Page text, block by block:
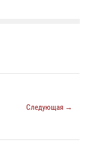
Следующая →